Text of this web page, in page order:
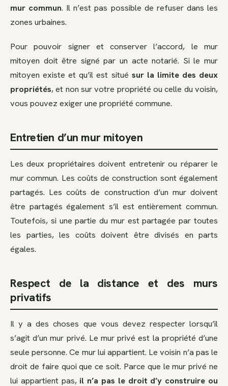
mur commun. Il n’est pas possible de refuser dans les
zones urbaines.
Pour pouvoir signer et conserver l’accord, le mur
mitoyen doit être signé par un acte notarié. Si le mur
mitoyen existe et qu’il est situé sur la limite des deux
propriétés, et non sur votre propriété ou celle du voisin,
vous pouvez exiger une propriété commune.
Entretien d’un mur mitoyen
Les deux propriétaires doivent entretenir ou réparer le
mur commun. Les coûts de construction sont également
partagés. Les coûts de construction d’un mur doivent
être partagés également s’il est entièrement commun.
Toutefois, si une partie du mur est partagée par toutes
les parties, les coûts doivent être divisés en parts
égales.
Respect de la distance et des murs
privatifs
Il y a des choses que vous devez respecter lorsqu’il
s’agit d’un mur privé. Le mur privé est la propriété d’une
seule personne. Ce mur lui appartient. Le voisin n’a pas le
droit de faire quoi que ce soit. Parce que le mur privé ne
lui appartient pas, il n’a pas le droit d’y construire ou